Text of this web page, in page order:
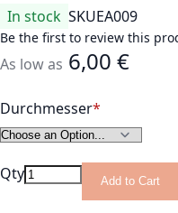
In stock SKUEA009
Be the first to review this
As low as 6,00 €
Durchmesser
Qty Add to Cart